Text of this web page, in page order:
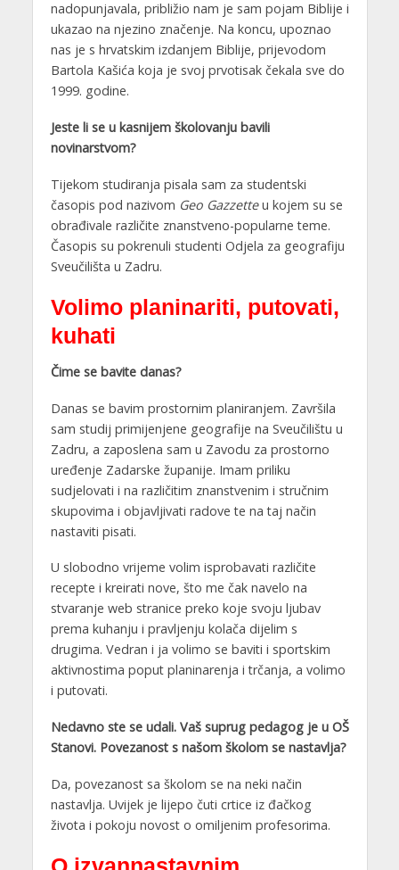
nadopunjavala, približio nam je sam pojam Biblije i
ukazao na njezino značenje. Na koncu, upoznao
nas je s hrvatskim izdanjem Biblije, prijevodom
Bartola Kašića koja je svoj prvotisak čekala sve do
1999. godine.
Jeste li se u kasnijem školovanju bavili
novinarstvom?
Tijekom studiranja pisala sam za studentski
časopis pod nazivom Geo Gazzetteu kojem su se
obrađivale različite znanstveno-popularne teme.
Časopis su pokrenuli studenti Odjela za geografiju
Sveučilišta u Zadru.
Volimo planinariti, putovati,
kuhati
Čime se bavite danas?
Danas se bavim prostornim planiranjem. Završila
sam studij primijenjene geografije na Sveučilištu u
Zadru, a zaposlena sam u Zavodu za prostorno
uređenje Zadarske županije. Imam priliku
sudjelovati i na različitim znanstvenim i stručnim
skupovima i objavljivati radove te na taj način
nastaviti pisati.
U slobodno vrijeme volim isprobavati različite
recepte i kreirati nove, što me čak navelo na
stvaranje web stranice preko koje svoju ljubav
prema kuhanju i pravljenju kolača dijelim s
drugima. Vedran i ja volimo se baviti i sportskim
aktivnostima poput planinarenja i trčanja, a volimo
i putovati.
Nedavno ste se udali. Vaš suprug pedagog je u OŠ
Stanovi. Povezanost s našom školom se nastavlja?
Da, povezanost sa školom se na neki način
nastavlja. Uvijek je lijepo čuti crtice iz đačkog
života i pokoju novost o omiljenim profesorima.